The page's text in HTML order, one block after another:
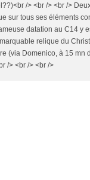
/> <br /> <br />
sur tous ses éléments
datation au C14 y
relique du
(via Domenico, à 15 mn
/> <br /> <br />